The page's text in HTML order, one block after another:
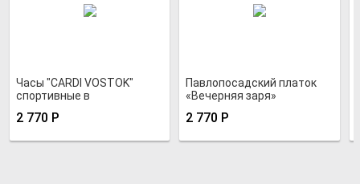
Часы "CARDI VOSTOK"
спортивные в
2 770 Р
Павлопосадский платок
«Вечерняя заря»
2 770 Р